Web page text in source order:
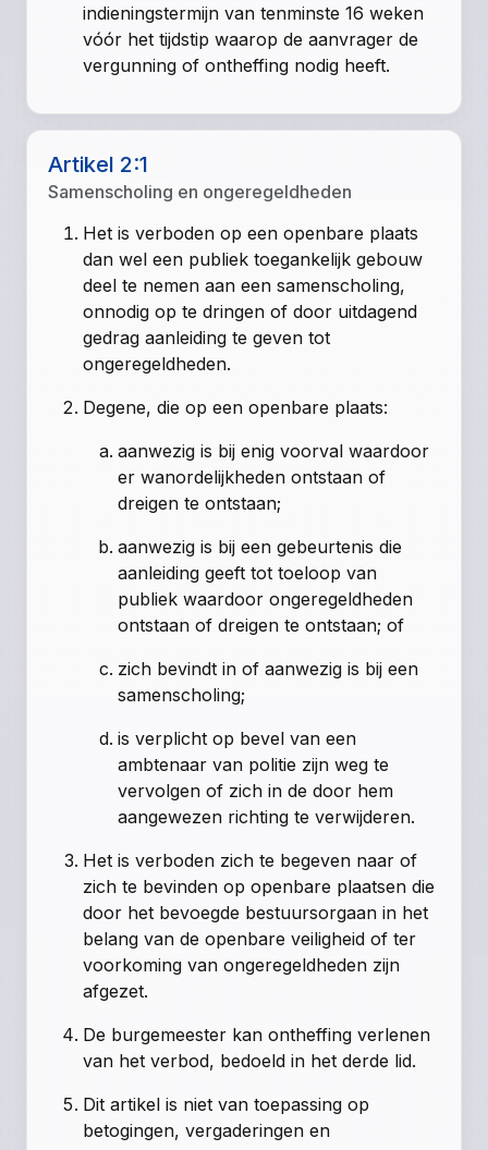
indieningstermijn van tenminste 16 weken
vóór het tijdstip waarop de aanvrager de
vergunning of ontheffing nodig heeft.
Artikel 2:1
Samenscholing en ongeregeldheden
Het is verboden op een openbare plaats
dan wel een publiek toegankelijk gebouw
deel te nemen aan een samenscholing,
onnodig op te dringen of door uitdagend
gedrag aanleiding te geven tot
ongeregeldheden.
Degene, die op een openbare plaats:
aanwezig is bij enig voorval waardoor
er wanordelijkheden ontstaan of
dreigen te ontstaan;
aanwezig is bij een gebeurtenis die
aanleiding geeft tot toeloop van
publiek waardoor ongeregeldheden
ontstaan of dreigen te ontstaan; of
zich bevindt in of aanwezig is bij een
samenscholing;
is verplicht op bevel van een
ambtenaar van politie zijn weg te
vervolgen of zich in de door hem
aangewezen richting te verwijderen.
Het is verboden zich te begeven naar of
zich te bevinden op openbare plaatsen die
door het bevoegde bestuursorgaan in het
belang van de openbare veiligheid of ter
voorkoming van ongeregeldheden zijn
afgezet.
De burgemeester kan ontheffing verlenen
van het verbod, bedoeld in het derde lid.
Dit artikel is niet van toepassing op
betogingen, vergaderingen en